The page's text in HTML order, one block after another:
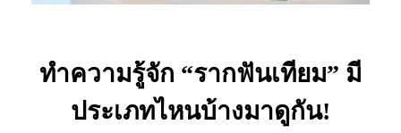
ทำความรู้จัก “รากฟันเทียม” มี
ประเภทไหนบ้างมาดูกัน!